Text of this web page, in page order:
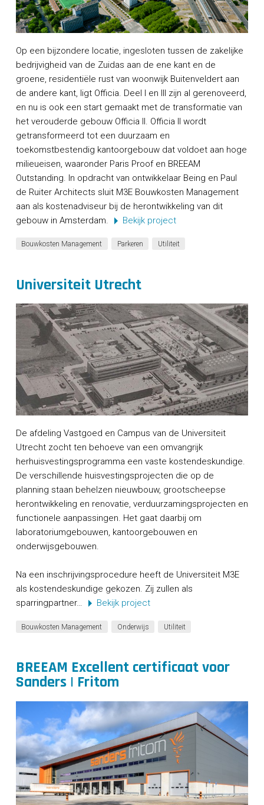
Op een bijzondere locatie, ingesloten tussen de zakelijke
bedrijvigheid van de Zuidas aan de ene kant en de
groene, residentiële rust van woonwijk Buitenveldert aan
de andere kant, ligt Officia. Deel I en III zijn al gerenoveerd,
en nu is ook een start gemaakt met de transformatie van
het verouderde gebouw Officia II. Officia II wordt
getransformeerd tot een duurzaam en
toekomstbestendig kantoorgebouw dat voldoet aan hoge
milieueisen, waaronder Paris Proof en BREEAM
Outstanding. In opdracht van ontwikkelaar Being en Paul
de Ruiter Architects sluit M3E Bouwkosten Management
aan als kostenadviseur bij de herontwikkeling van dit
gebouw in Amsterdam.
Bekijk project
Bouwkosten Management Parkeren Utiliteit
Universiteit Utrecht
De afdeling Vastgoed en Campus van de Universiteit
Utrecht zocht ten behoeve van een omvangrijk
herhuisvestingsprogramma een vaste kostendeskundige.
De verschillende huisvestingsprojecten die op de
planning staan behelzen nieuwbouw, grootscheepse
herontwikkeling en renovatie, verduurzamingsprojecten en
functionele aanpassingen. Het gaat daarbij om
laboratoriumgebouwen, kantoorgebouwen en
onderwijsgebouwen.
Na een inschrijvingsprocedure heeft de Universiteit M3E
als kostendeskundige gekozen. Zij zullen als
sparringpartner…
Bekijk project
Bouwkosten Management Onderwijs Utiliteit
BREEAM Excellent certificaat voor
Sanders | Fritom